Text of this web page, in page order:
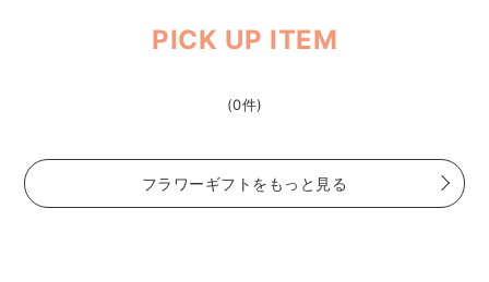
PICK UP ITEM
(0件)
フラワーギフトをもっと見る